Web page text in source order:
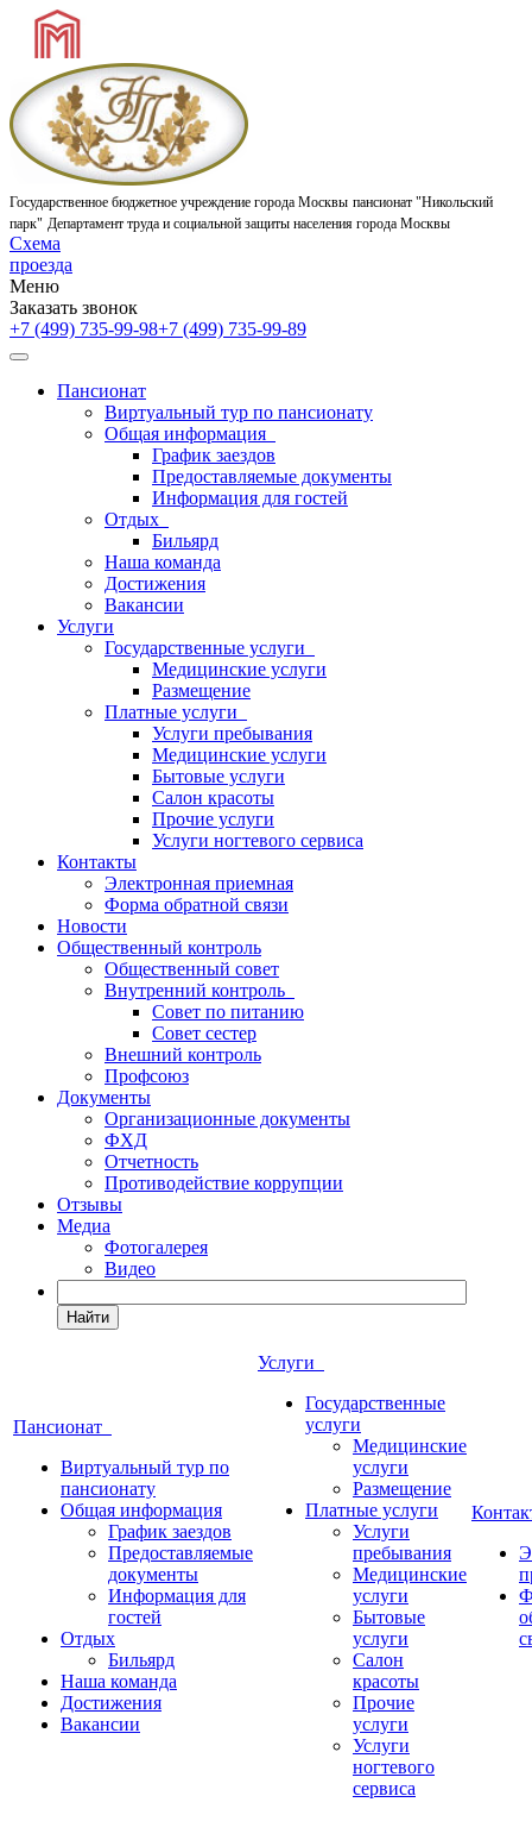
Государственное бюджетное учреждение города Москвы пансионат "Никольский
парк" Департамент труда и социальной защиты населения города Москвы
Схема
проезда
Меню
Заказать звонок
+7 (499) 735-99-98+7 (499) 735-99-89
Пансионат
Виртуальный тур по пансионату
Общая информация
График заездов
Предоставляемые документы
Информация для гостей
Отдых
Бильярд
Наша команда
Достижения
Вакансии
Услуги
Государственные услуги
Медицинские услуги
Размещение
Платные услуги
Услуги пребывания
Медицинские услуги
Бытовые услуги
Салон красоты
Прочие услуги
Услуги ногтевого сервиса
Контакты
Электронная приемная
Форма обратной связи
Новости
Общественный контроль
Общественный совет
Внутренний контроль
Совет по питанию
Совет сестер
Внешний контроль
Профсоюз
Документы
Организационные документы
ФХД
Отчетность
Противодействие коррупции
Отзывы
Медиа
Фотогалерея
Видео
Найти
Пансионат
Виртуальный тур по
пансионату
Общая информация
График заездов
Предоставляемые
документы
Информация для
гостей
Отдых
Бильярд
Наша команда
Достижения
Вакансии
Услуги
Государственные
услуги
Медицинские
услуги
Размещение
Платные услуги
Услуги
пребывания
Медицинские
услуги
Бытовые
услуги
Салон
красоты
Прочие
услуги
Услуги
ногтевого
сервиса